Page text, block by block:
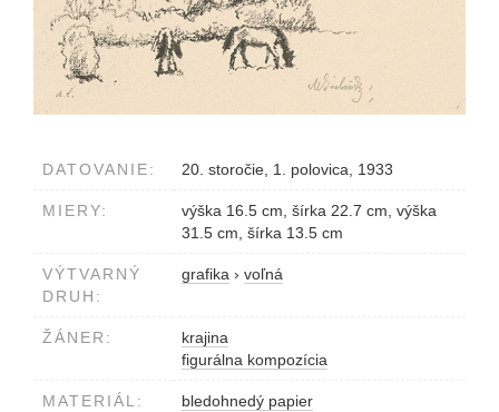
DATOVANIE: 20. storočie, 1. polovica, 1933
MIERY:
výška 16.5 cm, šírka 22.7 cm, výška
31.5 cm, šírka 13.5 cm
VÝTVARNÝ
DRUH:
grafika › voľná
ŽÁNER:
krajina
figurálna kompozícia
MATERIÁL:
bledohnedý papier